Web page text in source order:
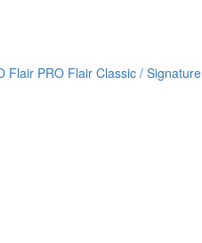
Flair PRO Flair Classic / Signature